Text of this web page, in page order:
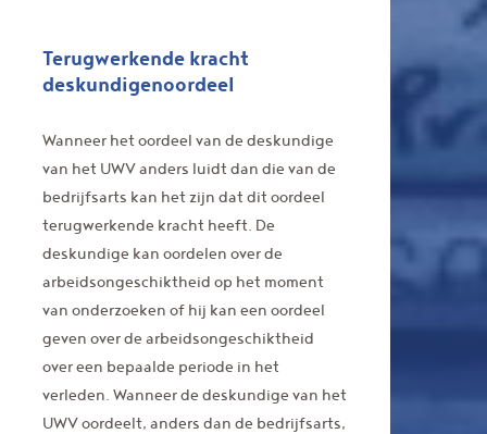
Terugwerkende kracht
deskundigenoordeel
Wanneer het oordeel van de deskundige
van het UWV anders luidt dan die van de
bedrijfsarts kan het zijn dat dit oordeel
terugwerkende kracht heeft. De
deskundige kan oordelen over de
arbeidsongeschiktheid op het moment
van onderzoeken of hij kan een oordeel
geven over de arbeidsongeschiktheid
over een bepaalde periode in het
verleden. Wanneer de deskundige van het
UWV oordeelt, anders dan de bedrijfsarts,